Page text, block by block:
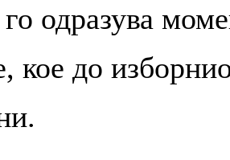
одразува
кое до